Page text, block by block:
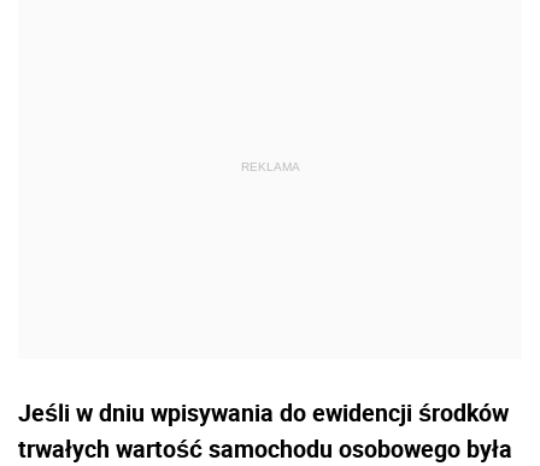
Jeśli w dniu wpisywania do ewidencji środków
trwałych wartość samochodu osobowego była